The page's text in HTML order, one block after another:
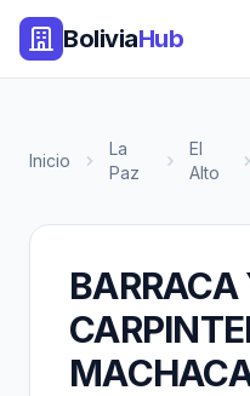
BoliviaHub
Inicio
La
Paz
El
Alto
BARRACA